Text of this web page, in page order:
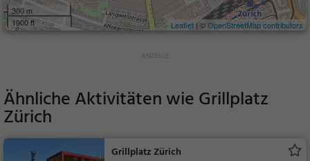
300 m
1000 ft
Leaflet | ©OpenStreetMap contributors
Ähnliche Aktivitäten wieGrillplatz
Zürich
Grillplatz Zürich